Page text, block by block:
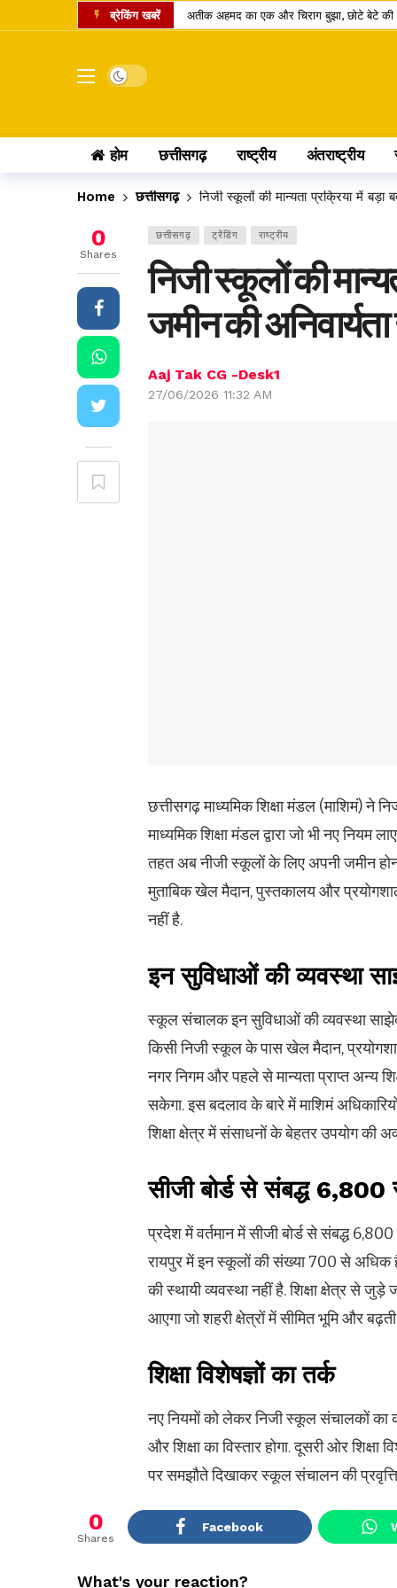
ब्रेकिंग खबरें अतीक अहमद का एक और चिराग बुझा, छोटे बेटे की
चंद्र ग्रहण 2026: क्या रक्षाबंधन के दिन भारत में
छत्तीसगढ़ में 10 टोल प्लाजा पर बढ़ी दरें, सफर के
आत्मानंद स्कूलों में शिक्षक भर्ती का बदला तरीका, अब
होटल में गहने चोरी होने पर उपभोक्ता आयोग का
छत्तीसगढ़ में खाद्य सुरक्षा व्यवस्था पर सवाल: 14
Dark mode
होम छत्तीसगढ़ राष्ट्रीय अंतराष्ट्रीय
Home छत्तीसगढ़ निजी स्कूलों की मान्यता प्रक्रिया में बड़ा
छत्तीसगढ़ ट्रेंडिंग राष्ट्रीय
निजी स्कूलों की
जमीन की
Aaj Tak CG -Desk1
27/06/2026 11:32 AM
0
Shares
छत्तीसगढ़ माध्यमिक शिक्षा मंडल (माशिमं) ने
माध्यमिक शिक्षा मंडल द्वारा जो भी नए
तहत अब नीजी स्कूलों के लिए अपनी जमीन
मुताबिक खेल मैदान, पुस्तकालय और
नहीं है.
इन सुविधाओं की व्यवस्था
स्कूल संचालक इन सुविधाओं की व्यवस्था
किसी निजी स्कूल के पास खेल मैदान,
नगर निगम और पहले से मान्यता प्राप्त अन्य
सकेगा. इस बदलाव के बारे में माशिमं
शिक्षा क्षेत्र में संसाधनों के बेहतर उपयोग की
सीजी बोर्ड से संबद्ध
प्रदेश में वर्तमान में सीजी बोर्ड से संबद्ध
रायपुर में इन स्कूलों की संख्या 700 से अधिक
की स्थायी व्यवस्था नहीं है. शिक्षा क्षेत्र से
आएगा जो शहरी क्षेत्रों में सीमित भूमि और
शिक्षा विशेषज्ञों का तर्क
नए नियमों को लेकर निजी स्कूल संचालकों का
और शिक्षा का विस्तार होगा. दूसरी ओर शिक्षा
पर समझौते दिखाकर स्कूल संचालन की
0
Shares
Facebook
What's your reaction?